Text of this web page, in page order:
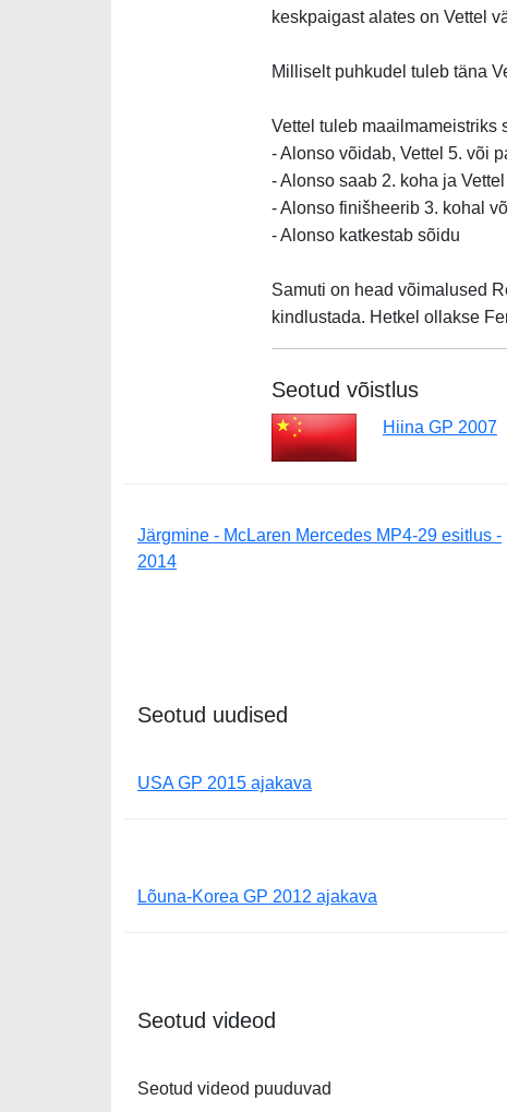
keskpaigast alates on Vettel
Milliselt puhkudel tuleb täna
Vettel tuleb maailmameistriks
- Alonso võidab, Vettel 5. või
- Alonso saab 2. koha ja
- Alonso finišheerib 3. kohal
- Alonso katkestab sõidu
Samuti on head võimalused
kindlustada. Hetkel ollakse
Seotud võistlus
Hiina GP 2007
Järgmine - McLaren Mercedes MP4-29 esitlus -
2014
Seotud uudised
USA GP 2015 ajakava
Lõuna-Korea GP 2012 ajakava
Seotud videod
Seotud videod puuduvad